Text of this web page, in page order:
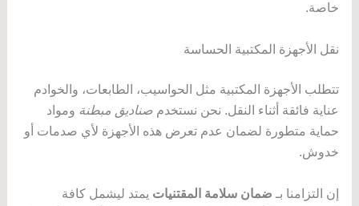
خاصة.
نقل الأجهزة المكتبية الحساسة
تتطلب الأجهزة المكتبية مثل الحواسيب، الطابعات، والخوادم
عناية فائقة أثناء النقل. نحن نستخدم صناديق مبطنة ومواد
حماية متطورة لضمان عدم تعرض هذه الأجهزة لأي صدمات أو
خدوش.
إن التزامنا بـ ضمان سلامة المقتنيات يمتد ليشمل كافة